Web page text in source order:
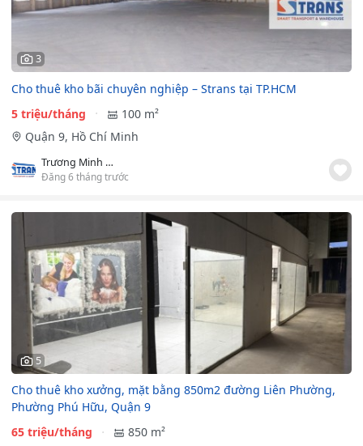
3
Cho thuê kho bãi chuyên nghiệp – Strans tại TP.HCM
5 triệu/tháng
100 m²
Quận 9, Hồ Chí Minh
Trương Minh Thông
Đăng 6 tháng trước
5
Cho thuê kho xưởng, mặt bằng 850m2 đường Liên Phường,
Phường Phú Hữu, Quận 9
65 triệu/tháng
850 m²